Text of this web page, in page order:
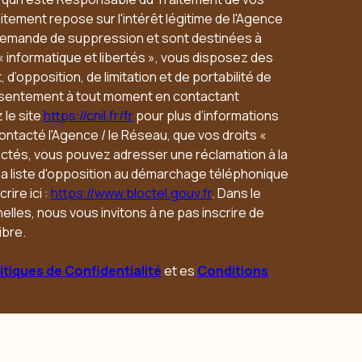
repose sur l'intérêt légitime de l'Agence
de suppression et sont destinées à
informatique et libertés », vous disposez des
de limitation et de portabilité de
à tout moment en contactant
le sitehttps://cnil.fr/frpour plus d’informations
l'Agence / le Réseau, que vos droits «
vous pouvez adresser une réclamation à la
liste d'opposition au démarchage téléphonique
ici : https://www.bloctel.gouv.fr. Dans le
nous vous invitons à ne pas inscrire de
de Confidentialitéet es Conditions